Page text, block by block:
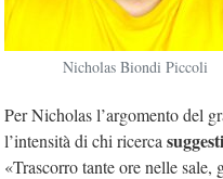
Nicholas Biondi Piccoli
Per Nicholas l’argomento del
l’intensità di chi ricerca
«Trascorro tante ore nelle